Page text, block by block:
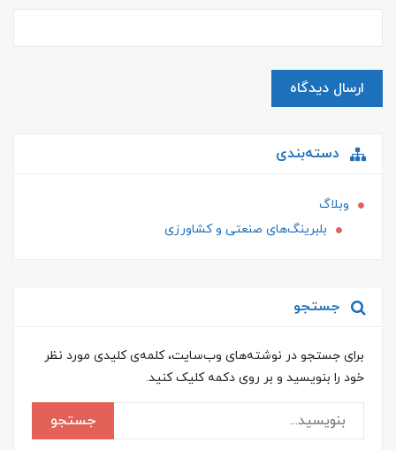
ارسال دیدگاه
دسته‌بندی
وبلاگ
بلبرینگ‌های صنعتی و کشاورزی
جستجو
برای جستجو در نوشته‌های وب‌سایت، کلمه‌ی کلیدی مورد نظر
خود را بنویسید و بر روی دکمه کلیک کنید.
جستجو